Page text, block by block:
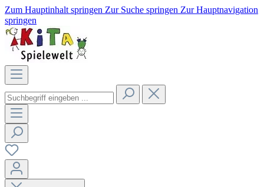
Zum Hauptinhalt springen Zur Suche springen Zur Hauptnavigation
springen